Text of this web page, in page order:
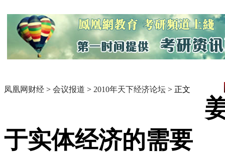
凤凰网财经 > 会议报道 > 2010年天下经济论坛 > 正文
于实体经济的需要